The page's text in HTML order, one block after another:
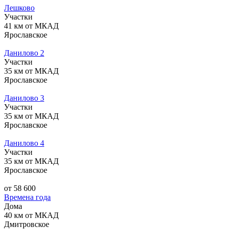
Лешково
Участки
41 км от МКАД
Ярославское
Данилово 2
Участки
35 км от МКАД
Ярославское
Данилово 3
Участки
35 км от МКАД
Ярославское
Данилово 4
Участки
35 км от МКАД
Ярославское
от 58 600
Времена года
Дома
40 км от МКАД
Дмитровское